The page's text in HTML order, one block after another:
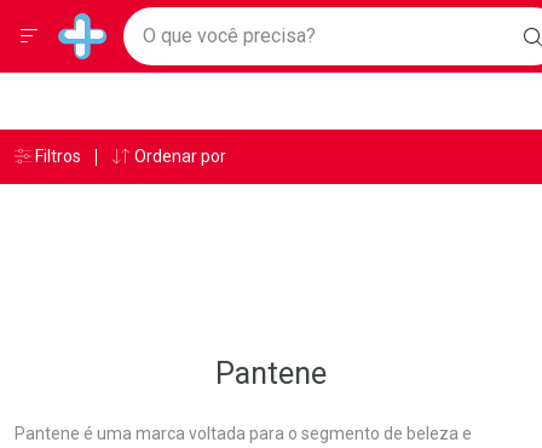
Drogarias Pacheco
Baixe nosso APP e aproveite Ofertas Exclusivas!
Ir direto para a home
pela página
Ir direto para o conteúdo
Ir direto para a busca
Ir direto para a ajuda
Ir direto para a notificações
Faça a sua busca
O que você precisa?
Menu
Breadcrumb
Drogarias Pacheco Pantene
Pantene
Pantene é uma marca voltada para o segmento de beleza e
Âncoras
Filtros Ordenar por